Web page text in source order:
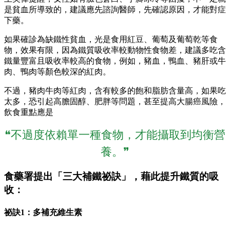
是貧血所導致的，建議應先諮詢醫師，先確認原因，才能對症
下藥。
如果確診為缺鐵性貧血，光是食用紅豆、葡萄及葡萄乾等食
物，效果有限，因為鐵質吸收率較動物性食物差，建議多吃含
鐵量豐富且吸收率較高的食物，例如，豬血，鴨血、豬肝或牛
肉、鴨肉等顏色較深的紅肉。
不過，豬肉牛肉等紅肉，含有較多的飽和脂肪含量高，如果吃
太多，恐引起高膽固醇、肥胖等問題，甚至提高大腸癌風險，
飲食重點應是
❝不過度依賴單一種食物，才能攝取到均衡營
養。❞
食藥署提出「三大補鐵祕訣」，藉此提升鐵質的吸
收：
祕訣1：多補充維生素